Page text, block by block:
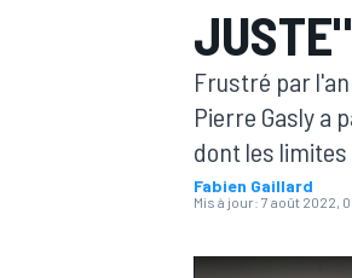
MOTOGP
Frustré par
Pierre Gasly a
dont les
Fabien Gaillard
Mis à jour: 7 août 2022,